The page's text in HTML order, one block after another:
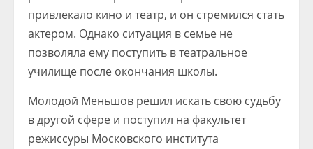
привлекало кино и театр, и он стремился стать
актером. Однако ситуация в семье не
позволяла ему поступить в театральное
училище после окончания школы.
Молодой Меньшов решил искать свою судьбу
в другой сфере и поступил на факультет
режиссуры Московского института